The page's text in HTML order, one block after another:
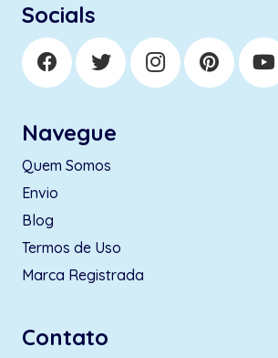
Socials
Navegue
Quem Somos
Envio
Blog
Termos de Uso
Marca Registrada
Contato